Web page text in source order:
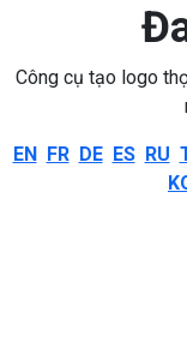
Công cụ tạo logo
EN FR DE ES RU